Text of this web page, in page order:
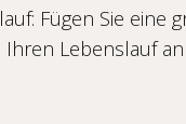
Fügen Sie
Ihren Lebenslauf